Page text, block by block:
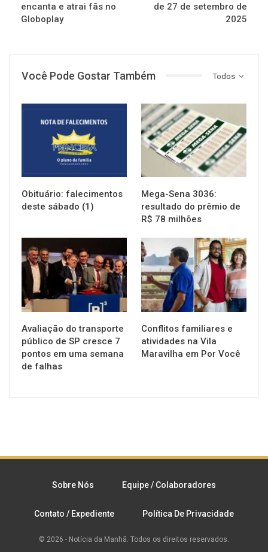
encanta e atrai fãs no
Globoplay
de 27 de setembro de
2025
Todos
Você Pode Gostar Também
Obituário: falecimentos
deste sábado (1)
NOTÍCIAS
Mega-Sena 3036:
resultado do prêmio de
R$ 78 milhões
NOTÍCIAS
Avaliação do transporte
público de SP cresce 7
pontos em uma semana
de falhas
NOTÍCIAS
Conflitos familiares e
atividades na Vila
Maravilha em Por Você
Sobre Nós Equipe / Colaboradores
Contato / Expediente Política De Privacidade
© 2026 - Notícia da Manhã. Todos os direitos reservados.